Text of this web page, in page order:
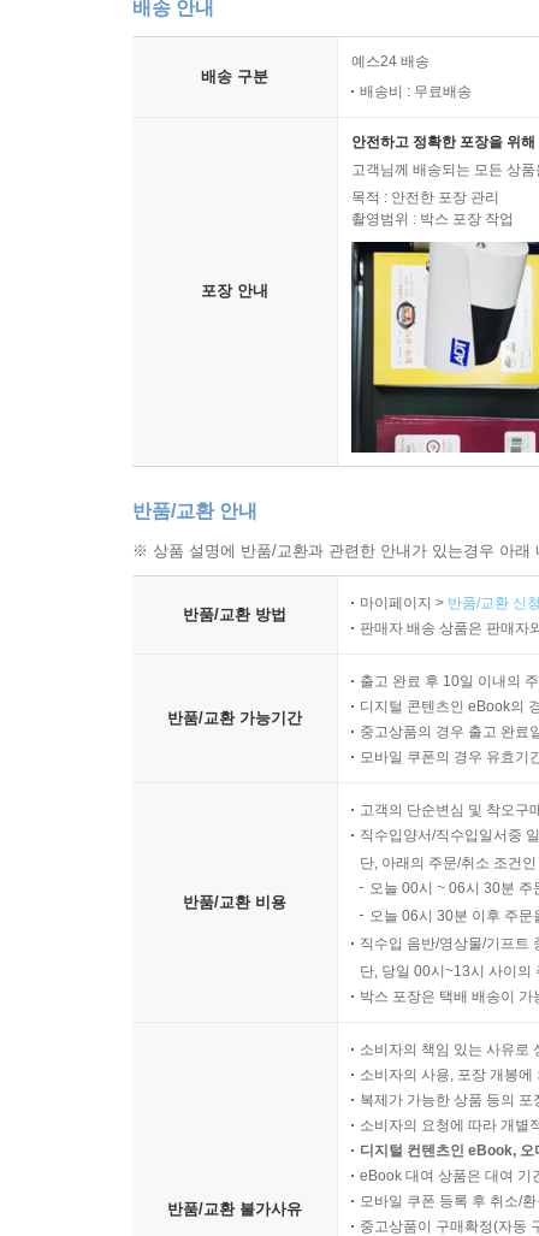
책이 2∼3만 권에 이르렀다고 하니 책에 눈먼 사
끄덕여진다. 이들 애서가들은 단지 책을 모으는
중당(中唐)의 고관 유공작(柳公綽)은 경(經)·사(
개방성과 다양성이 새로운 문화를 꽃 피운다
비록 직설적으로 말하고 있지는 않지만 이 책은
무엇보다도 중요하다는 것을 가르쳐준다. 개방
된다. 그것은 그 시대를 사는 사람들이 다양성을
다양성을 인정하는 시대정신이 흐르고 있었다.
오늘날 문화비평가들이 말하는 잡종적인
궁극적으로 가치관과 정체성의 혼란을 초래하기
배송 안내
배송 구분
예스24 배송
배송비 : 무료배송
포장 안내
안전하고 정확한 포장을 위
고객님께 배송되는 모든 상
목적 : 안전한 포장 관리
촬영범위 : 박스 포장 작업
반품/교환 안내
※ 상품 설명에 반품/교환과 관련한 안내가 있는경우 아
반품/교환 방법
마이페이지 > 반품/교환 신
판매자 배송 상품은 판매자
반품/교환 가능기간
출고 완료 후 10일 이내의
디지털 콘텐츠인 eBook의
중고상품의 경우 출고 완료
모바일 쿠폰의 경우 유효기
반품/교환 비용
고객의 단순변심 및 착오구
직수입양서/직수입일서중
단, 아래의 주문/취소 조건
오늘 00시 ~ 06시 30분
오늘 06시 30분 이후 주
직수입 음반/영상물/기프트
단, 당일 00시~13시 사이의
박스 포장은 택배 배송이
반품/교환 불가사유
소비자의 책임 있는 사유로
소비자의 사용, 포장 개봉
복제가 가능한 상품 등의
소비자의 요청에 따라 개별
디지털 컨텐츠인 eBook,
eBook 대여 상품은 대여 기
모바일 쿠폰 등록 후 취소/
중고상품이 구매확정(자동